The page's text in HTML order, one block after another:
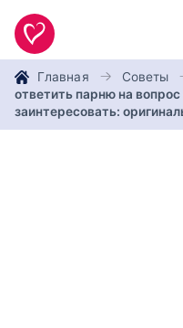
Главная Советы
ответить парню на
заинтересовать: